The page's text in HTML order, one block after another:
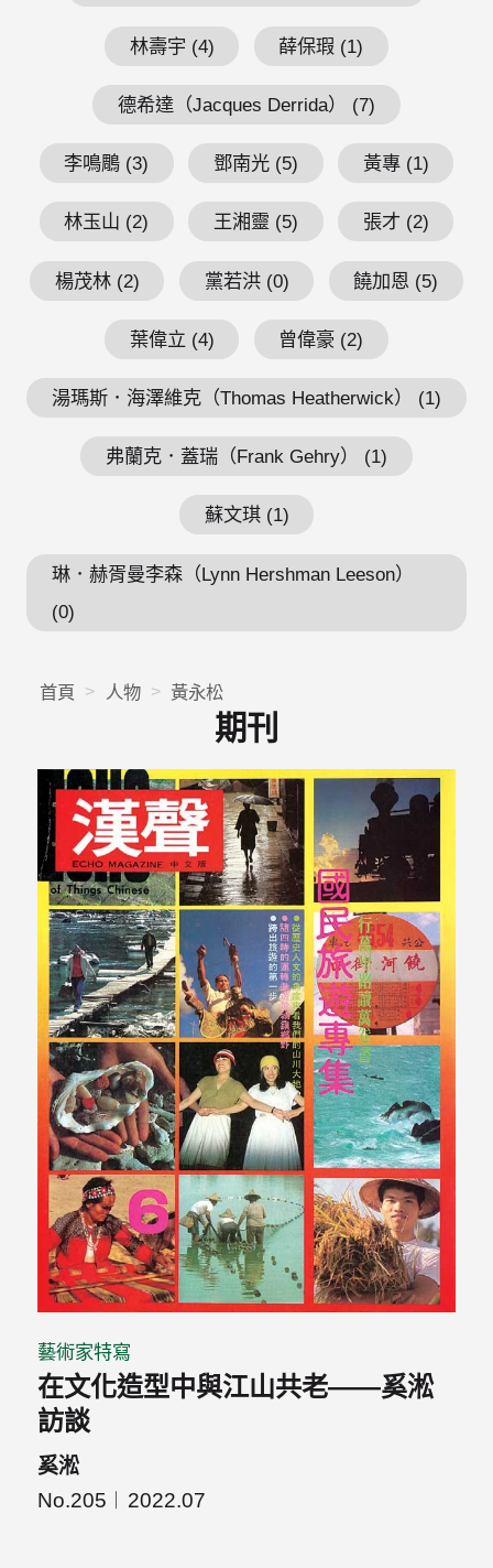
林壽宇 (4) 薛保瑕 (1)
德希達（Jacques Derrida） (7)
李鳴鵰 (3) 鄧南光 (5) 黃專 (1)
林玉山 (2) 王湘靈 (5) 張才 (2)
楊茂林 (2) 黨若洪 (0) 饒加恩 (5)
葉偉立 (4) 曾偉豪 (2)
湯瑪斯．海澤維克（Thomas Heatherwick） (1)
弗蘭克．蓋瑞（Frank Gehry） (1)
蘇文琪 (1)
琳．赫胥曼李森（Lynn Hershman Leeson）
(0)
首頁 人物 黃永松
期刊
藝術家特寫
在文化造型中與江山共老——奚淞
訪談
奚淞
No.205
2022.07